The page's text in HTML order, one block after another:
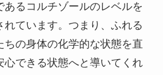
あるコルチゾールのレベルを
れています。つまり、ふれる
ちの身体の化学的な状態を直
心できる状態へと導いてくれ